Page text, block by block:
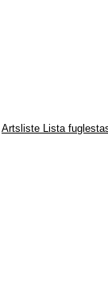
Artsliste Lista